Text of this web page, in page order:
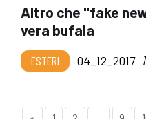
Altro che "fake
vera bufala
ESTERI 04_12_2017